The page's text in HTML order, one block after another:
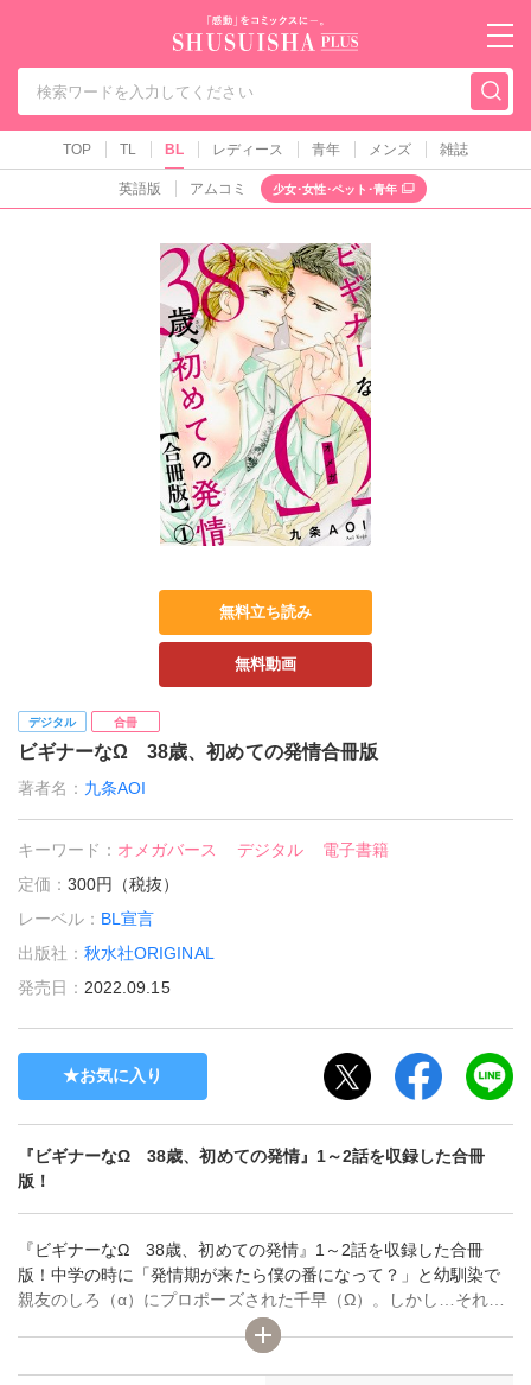
秋水社PLUS（テ
TOP TL BL レディース 青年 メンズ 雑誌
英語版 アムコミ 少女･女性･ペット･青年
無料立ち読み
無料動画
デジタル 合冊
ビギナーなΩ 38歳、初めての発情合冊版
著者名： 九条AOI
キーワード： オメガバース デジタル
電子書籍
定価：300円（税抜）
レーベル： BL宣言
出版社：秋水社ORIGINAL
発売日： 2022.09.15
お気に入り
『ビギナーなΩ 38歳、初めての発情』1～2話を収録した合冊
版！
『ビギナーなΩ 38歳、初めての発情』1～2話を収録した合冊
版！中学の時に「発情期が来たら僕の番になって？」と幼馴染で
親友のしろ（α）にプロポーズされた千早（Ω）。しかし…それか
ら24年、発情期は来ないまま38歳に。しろとは相変わらず友達だ
が、『あの約束は時効だろう』と思っていた。それなのに…ある
日突然しろの前で発情期が来てしまい!?人生初の発情期に快感を